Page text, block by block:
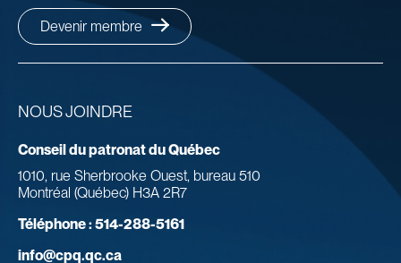
NOUS JOINDRE
Conseil du patronat du Québec
1010, rue Sherbrooke Ouest, bureau 510
Montréal (Québec) H3A 2R7
Téléphone :514-288-5161
info@cpq.qc.ca
Devenir membre